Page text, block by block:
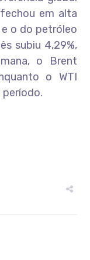
em alta
e o do petróleo
subiu 4,29%,
o Brent
o WTI
período.